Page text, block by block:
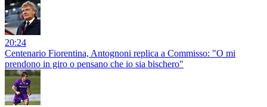
20:24
Centenario Fiorentina, Antognoni replica a Commisso: "O mi
prendono in giro o pensano che io sia bischero"